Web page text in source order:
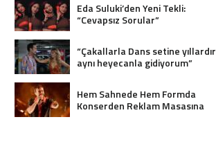
Eda Suluki’den Yeni Tekli:
“Cevapsız Sorular”
“Çakallarla Dans setine yıllardır
aynı heyecanla gidiyorum”
Hem Sahnede Hem Formda
Konserden Reklam Masasına